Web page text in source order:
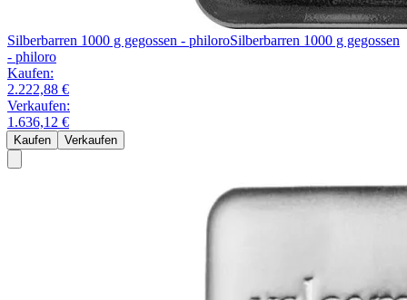
Silberbarren 1000 g gegossen - philoroSilberbarren 1000 g gegossen
- philoro
Kaufen:
2.222,88 €
Verkaufen:
1.636,12 €
Kaufen Verkaufen